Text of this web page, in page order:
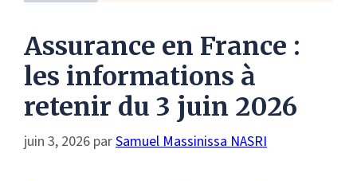
Assurance en France :
les informations à
retenir du 3 juin 2026
juin 3, 2026 parSamuel Massinissa NASRI